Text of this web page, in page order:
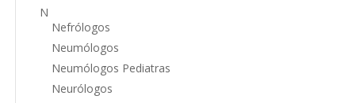
N
Nefrólogos
Neumólogos
Neumólogos Pediatras
Neurólogos